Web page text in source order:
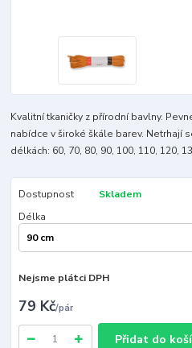
Kvalitní tkaničky z přírodní bavlny.
nabídce v široké škále barev. Netrhají
délkách: 60, 70, 80, 90, 100, 110, 120,
Dostupnost
Skladem
Délka
Nejsme plátci DPH
79 Kč/pár
Přidat do